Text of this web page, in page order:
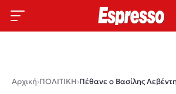
Αρχική›ΠΟΛΙΤΙΚΗ›Πέθανε ο Βασίλης